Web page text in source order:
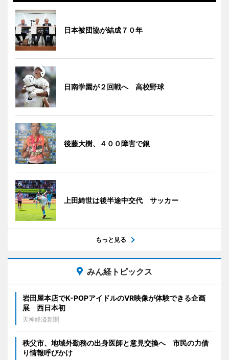
日本被団協が結成７０年
日南学園が２回戦へ 高校野球
後藤大樹、４００障害で銀
上田綺世は後半途中交代 サッカー
もっと見る
みん経トピックス
岩田屋本店でK-POPアイドルのVR映像が体験できる企画
展 西日本初
天神経済新聞
秩父市、地域外勤務の出身医師と意見交換へ 市民の力借
り情報呼びかけ